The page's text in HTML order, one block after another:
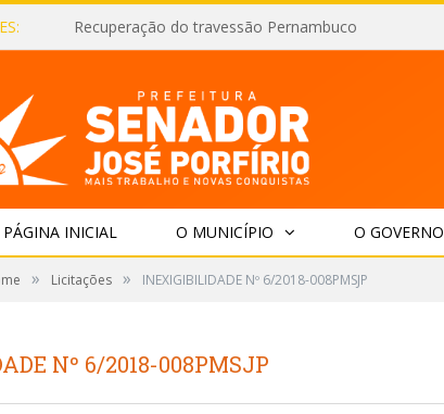
Recuperação do travessão Pernambuco
PÁGINA INICIAL O MUNICÍPIO O GOVERNO
» Licitações » INEXIGIBILIDADE Nº 6/2018-008PMSJP
Nº 6/2018-008PMSJP